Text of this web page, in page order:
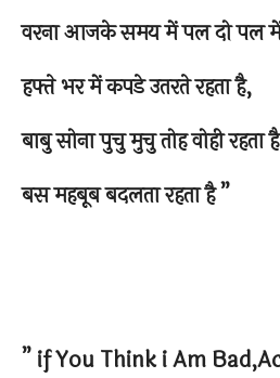
वरना आजके समय में पल दो पल में
हफ्ते भर में कपडे उतरते रहता है,
बाबु सोना पुचु मुचु तोह वोही रहता
बस महबूब बदलता रहता है ”
” if You Think i Am